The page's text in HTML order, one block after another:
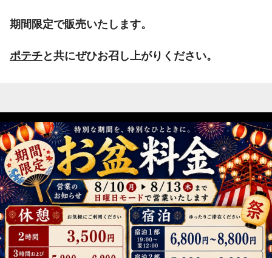
期間限定で販売いたします。
ポテチと共にぜひお召し上がりください。